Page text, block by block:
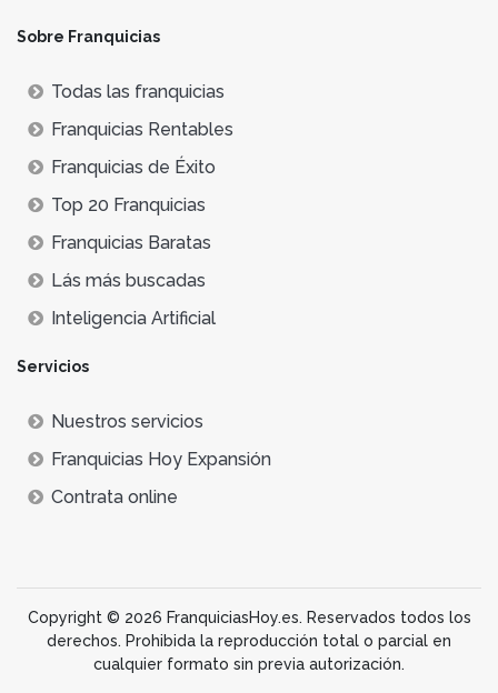
Sobre Franquicias
Todas las franquicias
Franquicias Rentables
Franquicias de Éxito
Top 20 Franquicias
Franquicias Baratas
Lás más buscadas
Inteligencia Artificial
Servicios
Nuestros servicios
Franquicias Hoy Expansión
Contrata online
Copyright © 2026 FranquiciasHoy.es. Reservados todos los
derechos. Prohibida la reproducción total o parcial en
cualquier formato sin previa autorización.